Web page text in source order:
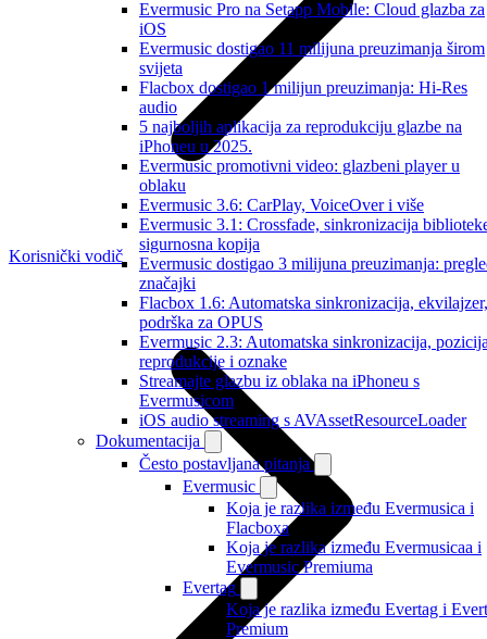
Evermusic Pro na Setapp Mobile: Cloud glazba za
iOS
Evermusic dostigao 11 milijuna preuzimanja širom
svijeta
Flacbox dostigao 1 milijun preuzimanja: Hi-Res
audio
5 najboljih aplikacija za reprodukciju glazbe na
iPhoneu u 2025.
Evermusic promotivni video: glazbeni player u
oblaku
Evermusic 3.6: CarPlay, VoiceOver i više
Evermusic 3.1: Crossfade, sinkronizacija
sigurnosna kopija
Evermusic dostigao 3 milijuna preuzimanja:
značajki
Flacbox 1.6: Automatska sinkronizacija, ekvilajzer,
podrška za OPUS
Evermusic 2.3: Automatska sinkronizacija,
reprodukcije i oznake
Streamajte glazbu iz oblaka na iPhoneu s
Evermusicom
iOS audio streaming s AVAssetResourceLoader
Dokumentacija
Često postavljana pitanja
Evermusic
Koja je razlika između Evermusica i
Flacboxa
Koja je razlika između Evermusicaa i
Evermusic Premiuma
Evertag
Koja je razlika između Evertag i
Premium
Korisnički vodič